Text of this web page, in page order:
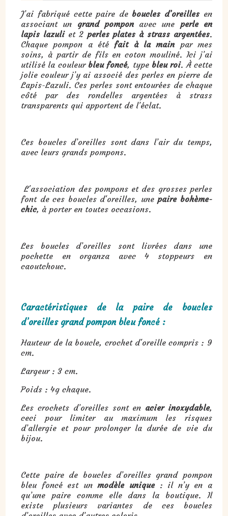
J’ai fabriqué cette paire de boucles d’oreilles en
associant un grand pomponavec une perle en
lapis lazuliet 2 perles plates à strass argentées.
Chaque pompon a été fait à la main par mes
soins, à partir de fils en coton mouliné. Ici j’ai
utilisé la couleur bleu foncé, type bleu roi. À cette
jolie couleur j’y ai associé des perles en pierre de
Lapis-Lazuli. Ces perles sont entourées de chaque
côté par des rondelles argentées à strass
transparents qui apportent de l’éclat.
Ces boucles d’oreilles sont dans l’air du temps,
avec leurs grands pompons.
L'association des pompons et des grosses perles
font de ces boucles d'oreilles, une paire bohème-
chic, à porter en toutes occasions.
Les boucles d’oreilles sont livrées dans une
pochette en organza avec 4 stoppeurs en
caoutchouc.
Caractéristiques de la paire de boucles
d’oreilles grand pompon bleu foncé :
Hauteur de la boucle, crochet d'oreille compris : 9
cm.
Largeur : 3 cm.
Poids : 4g chaque.
Les crochets d’oreilles sont en acier inoxydable,
ceci pour limiter au maximum les risques
d’allergie et pour prolonger la durée de vie du
bijou.
Cette paire de boucles d’oreilles grand pompon
bleu foncé est unmodèle unique: il n’y en a
qu’une paire comme elle dans la boutique. Il
existe plusieurs variantes de ces boucles